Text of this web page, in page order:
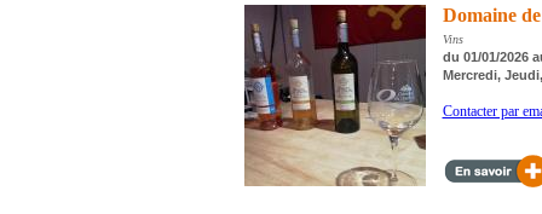
Domaine
Vins
du 01/01/2026
Mercredi,
Contacter par